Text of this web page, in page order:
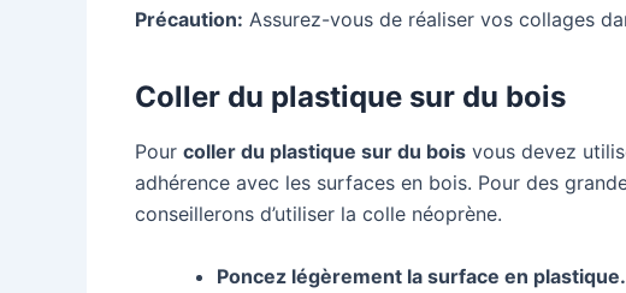
Précaution: Assurez-vous de réaliser vos collages
Coller du plastique sur du bois
Pour coller du plastique sur du bois vous devez
adhérence avec les surfaces en bois. Pour des
conseillerons d’utiliser la colle néoprène.
Poncez légèrement la surface en plastique.